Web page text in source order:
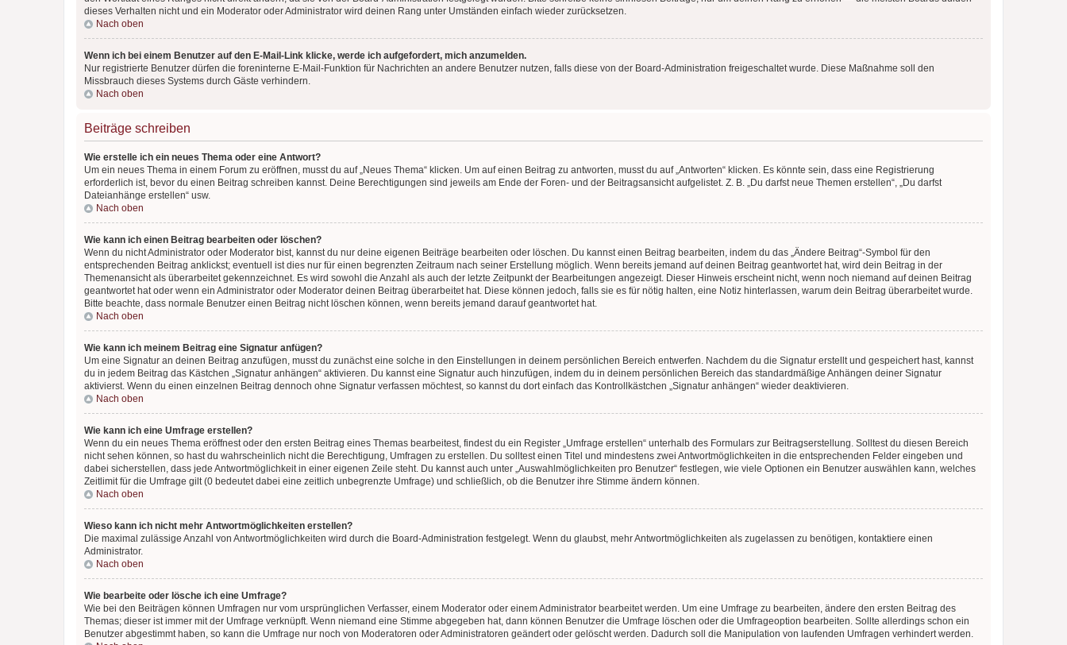
dieses Verhalten nicht und ein Moderator oder Administrator wird deinen Rang unter Umständen einfach wieder zurücksetzen.
Nach oben
Wenn ich bei einem Benutzer auf den E-Mail-Link klicke, werde ich aufgefordert, mich anzumelden.
Nur registrierte Benutzer dürfen die foreninterne E-Mail-Funktion für Nachrichten an andere Benutzer nutzen, falls diese von der Board-Administration freigeschaltet wurde. Diese Maßnahme soll den
Missbrauch dieses Systems durch Gäste verhindern.
Nach oben
Beiträge schreiben
Wie erstelle ich ein neues Thema oder eine Antwort?
Um ein neues Thema in einem Forum zu eröffnen, musst du auf „Neues Thema“ klicken. Um auf einen Beitrag zu antworten, musst du auf „Antworten“ klicken. Es könnte sein, dass eine Registrierung
erforderlich ist, bevor du einen Beitrag schreiben kannst. Deine Berechtigungen sind jeweils am Ende der Foren- und der Beitragsansicht aufgelistet. Z. B. „Du darfst neue Themen erstellen“, „Du darfst
Dateianhänge erstellen“ usw.
Nach oben
Wie kann ich einen Beitrag bearbeiten oder löschen?
Wenn du nicht Administrator oder Moderator bist, kannst du nur deine eigenen Beiträge bearbeiten oder löschen. Du kannst einen Beitrag bearbeiten, indem du das „Ändere Beitrag“-Symbol für den
entsprechenden Beitrag anklickst; eventuell ist dies nur für einen begrenzten Zeitraum nach seiner Erstellung möglich. Wenn bereits jemand auf deinen Beitrag geantwortet hat, wird dein Beitrag in der
Themenansicht als überarbeitet gekennzeichnet. Es wird sowohl die Anzahl als auch der letzte Zeitpunkt der Bearbeitungen angezeigt. Dieser Hinweis erscheint nicht, wenn noch niemand auf deinen Beitrag
geantwortet hat oder wenn ein Administrator oder Moderator deinen Beitrag überarbeitet hat. Diese können jedoch, falls sie es für nötig halten, eine Notiz hinterlassen, warum dein Beitrag überarbeitet wurde.
Bitte beachte, dass normale Benutzer einen Beitrag nicht löschen können, wenn bereits jemand darauf geantwortet hat.
Nach oben
Wie kann ich meinem Beitrag eine Signatur anfügen?
Um eine Signatur an deinen Beitrag anzufügen, musst du zunächst eine solche in den Einstellungen in deinem persönlichen Bereich entwerfen. Nachdem du die Signatur erstellt und gespeichert hast, kannst
du in jedem Beitrag das Kästchen „Signatur anhängen“ aktivieren. Du kannst eine Signatur auch hinzufügen, indem du in deinem persönlichen Bereich das standardmäßige Anhängen deiner Signatur
aktivierst. Wenn du einen einzelnen Beitrag dennoch ohne Signatur verfassen möchtest, so kannst du dort einfach das Kontrollkästchen „Signatur anhängen“ wieder deaktivieren.
Nach oben
Wie kann ich eine Umfrage erstellen?
Wenn du ein neues Thema eröffnest oder den ersten Beitrag eines Themas bearbeitest, findest du ein Register „Umfrage erstellen“ unterhalb des Formulars zur Beitragserstellung. Solltest du diesen Bereich
nicht sehen können, so hast du wahrscheinlich nicht die Berechtigung, Umfragen zu erstellen. Du solltest einen Titel und mindestens zwei Antwortmöglichkeiten in die entsprechenden Felder eingeben und
dabei sicherstellen, dass jede Antwortmöglichkeit in einer eigenen Zeile steht. Du kannst auch unter „Auswahlmöglichkeiten pro Benutzer“ festlegen, wie viele Optionen ein Benutzer auswählen kann, welches
Zeitlimit für die Umfrage gilt (0 bedeutet dabei eine zeitlich unbegrenzte Umfrage) und schließlich, ob die Benutzer ihre Stimme ändern können.
Nach oben
Wieso kann ich nicht mehr Antwortmöglichkeiten erstellen?
Die maximal zulässige Anzahl von Antwortmöglichkeiten wird durch die Board-Administration festgelegt. Wenn du glaubst, mehr Antwortmöglichkeiten als zugelassen zu benötigen, kontaktiere einen
Administrator.
Nach oben
Wie bearbeite oder lösche ich eine Umfrage?
Wie bei den Beiträgen können Umfragen nur vom ursprünglichen Verfasser, einem Moderator oder einem Administrator bearbeitet werden. Um eine Umfrage zu bearbeiten, ändere den ersten Beitrag des
Themas; dieser ist immer mit der Umfrage verknüpft. Wenn niemand eine Stimme abgegeben hat, dann können Benutzer die Umfrage löschen oder die Umfrageoption bearbeiten. Sollte allerdings schon ein
Benutzer abgestimmt haben, so kann die Umfrage nur noch von Moderatoren oder Administratoren geändert oder gelöscht werden. Dadurch soll die Manipulation von laufenden Umfragen verhindert werden.